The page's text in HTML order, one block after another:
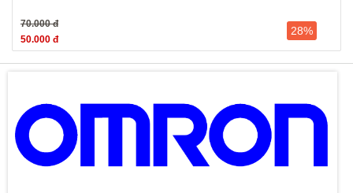
70.000 đ
50.000 đ
28%